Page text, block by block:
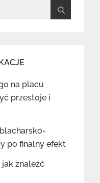
na placu
przestoje i
po finalny efekt
znaleźć